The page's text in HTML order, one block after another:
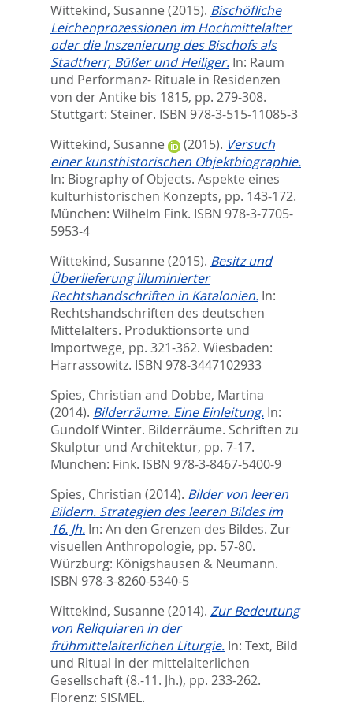
Wittekind, Susanne (2015). Bischöfliche
Leichenprozessionen im Hochmittelalter
oder die Inszenierung des Bischofs als
Stadtherr, Büßer und Heiliger. In: Raum
und Performanz- Rituale in Residenzen
von der Antike bis 1815, pp. 279-308.
Stuttgart: Steiner. ISBN 978-3-515-11085-3
Wittekind, Susanne
(2015). Versuch
einer kunsthistorischen Objektbiographie.
In: Biography of Objects. Aspekte eines
kulturhistorischen Konzepts, pp. 143-172.
München: Wilhelm Fink. ISBN 978-3-7705-
5953-4
Wittekind, Susanne (2015). Besitz und
Überlieferung illuminierter
Rechtshandschriften in Katalonien. In:
Rechtshandschriften des deutschen
Mittelalters. Produktionsorte und
Importwege, pp. 321-362. Wiesbaden:
Harrassowitz. ISBN ‎978-3447102933
Spies, Christian and Dobbe, Martina
(2014). Bilderräume. Eine Einleitung. In:
Gundolf Winter. Bilderräume. Schriften zu
Skulptur und Architektur, pp. 7-17.
München: Fink. ISBN 978-3-8467-5400-9
Spies, Christian (2014). Bilder von leeren
Bildern. Strategien des leeren Bildes im
16. Jh. In: An den Grenzen des Bildes. Zur
visuellen Anthropologie, pp. 57-80.
Würzburg: Königshausen & Neumann.
ISBN 978-3-8260-5340-5
Wittekind, Susanne (2014). Zur Bedeutung
von Reliquiaren in der
frühmittelalterlichen Liturgie. In: Text, Bild
und Ritual in der mittelalterlichen
Gesellschaft (8.-11. Jh.), pp. 233-262.
Florenz: SISMEL.